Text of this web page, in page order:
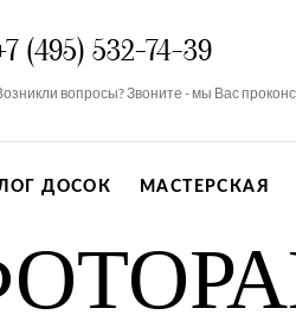
(495) 532-74-39
вопросы? Звоните - мы Вас
ДОСОК МАСТЕРСКАЯ